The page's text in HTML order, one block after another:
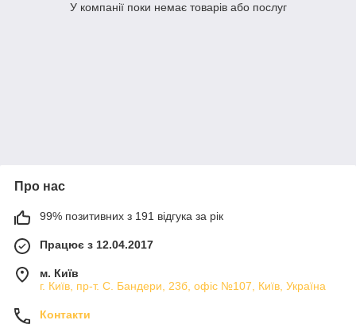
У компанії поки немає товарів або послуг
Про нас
99% позитивних з 191 відгука за рік
Працює з 12.04.2017
м. Київ
г. Київ, пр-т. С. Бандери, 23б, офіс №107, Київ, Україна
Контакти